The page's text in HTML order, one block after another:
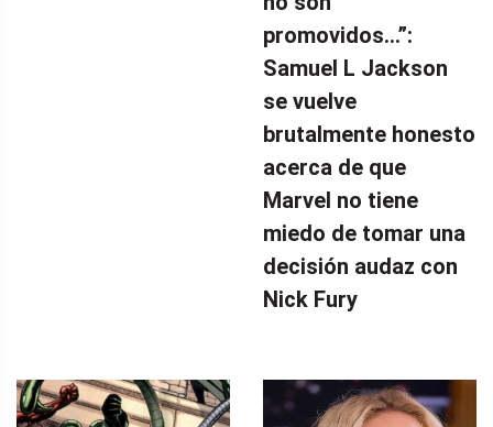
promovidos…”:
Samuel L Jackson
se vuelve
brutalmente honesto
acerca de que
Marvel no tiene
miedo de tomar una
decisión audaz con
Nick Fury